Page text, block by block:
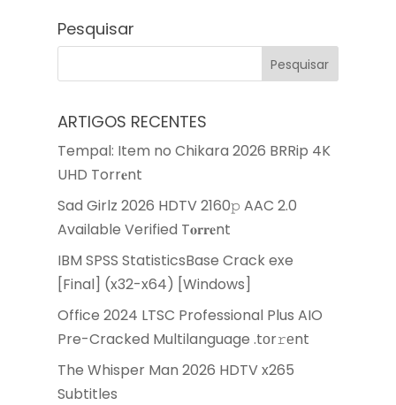
Pesquisar
ARTIGOS RECENTES
Tempal: Item no Chikara 2026 BRRip 4K
UHD Torr𝐞nt
Sad Girlz 2026 HDTV 2160𝚙 AAC 2.0
Available Verified T𝐨𝐫𝐫𝐞nt
IBM SPSS StatisticsBase Crack exe
[Final] (x32-x64) [Windows]
Office 2024 LTSC Professional Plus AIO
Pre-Cracked Multilanguage .tоr𝚛еnt
The Whisper Man 2026 HDTV x265
Subtitles